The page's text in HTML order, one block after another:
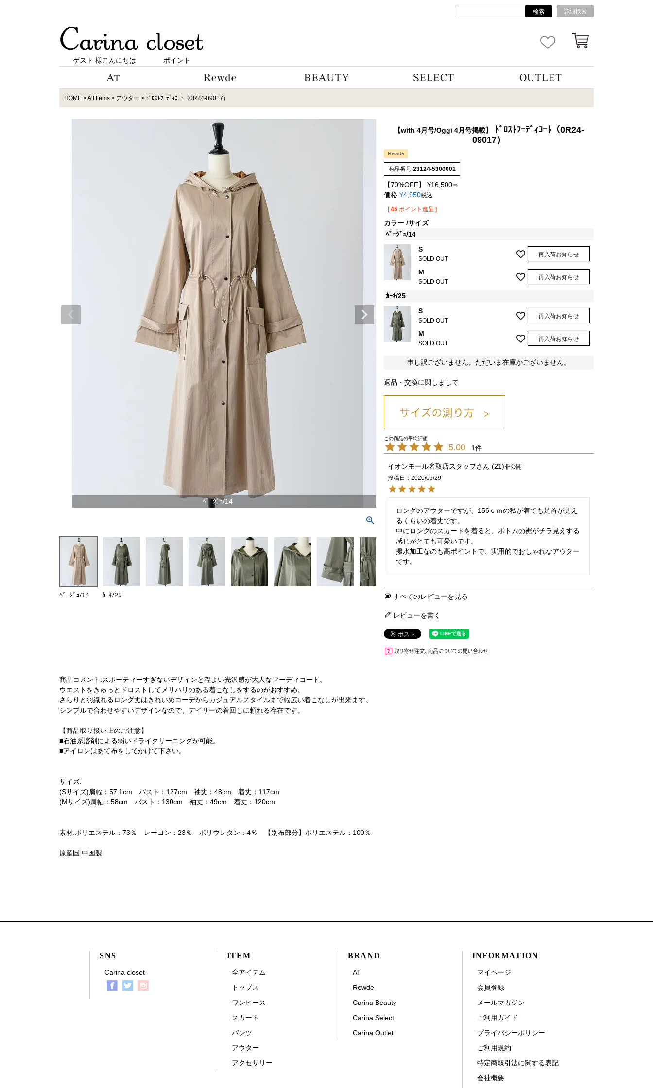
検索 詳細検索
ゲスト 様こんにちは ポイント
HOME All Items アウター ﾄﾞﾛｽﾄﾌｰﾃﾞｨｺｰﾄ（0R24-09017）
ﾍﾞｰｼﾞｭ/14
ﾍﾞｰｼﾞｭ/14 ｶｰｷ/25
【with 4月号/Oggi 4月号掲載】
ﾄﾞﾛｽﾄﾌｰﾃﾞｨｺｰﾄ（0R24-
09017）
Rewde
商品番号 23124-5300001
【70%OFF】 ¥16,500⇒
価格 ¥4,950税込
[ 45 ポイント進呈 ]
カラー サイズ
ﾍﾞｰｼﾞｭ/14
S
SOLD OUT
再入荷お知らせ
M
SOLD OUT
再入荷お知らせ
ｶｰｷ/25
S
SOLD OUT
再入荷お知らせ
M
SOLD OUT
再入荷お知らせ
申し訳ございません。ただいま在庫がございません。
返品・交換に関しまして
5.00 1
イオンモール名取店スタッフ 21 非公開
投稿日
2020/09/29
ロングのアウターですが、156ｃｍの私が着ても足首が見え
るくらいの着丈です。
中にロングのスカートを着ると、ボトムの裾がチラ見えする
感じがとても可愛いです。
撥水加工なのも高ポイントで、実用的でおしゃれなアウター
すべてのレビューを見る
レビューを書く
商品コメント:スポーティーすぎないデザインと程よい光沢感が大人なフーディコート。
ウエストをきゅっとドロストしてメリハリのある着こなしをするのがおすすめ。
さらりと羽織れるロング丈はきれいめコーデからカジュアルスタイルまで幅広い着こなしが出来ます。
シンプルで合わせやすいデザインなので、デイリーの着回しに頼れる存在です。
【商品取り扱い上のご注意】
■石油系溶剤による弱いドライクリーニングが可能。
■アイロンはあて布をしてかけて下さい。
サイズ:
(Sサイズ)肩幅：57.1cm バスト：127cm 袖丈：48cm 着丈：117cm
(Mサイズ)肩幅：58cm バスト：130cm 袖丈：49cm 着丈：120cm
素材:ポリエステル：73％ レーヨン：23％ ポリウレタン：4％ 【別布部分】ポリエステル：100％
原産国:中国製
SNS
Carina closet
ITEM
全アイテム
トップス
ワンピース
スカート
パンツ
アウター
アクセサリー
BRAND
AT
Rewde
Carina Beauty
Carina Select
Carina Outlet
INFORMATION
マイページ
会員登録
メールマガジン
ご利用ガイド
プライバシーポリシー
ご利用規約
特定商取引法に関する表記
会社概要